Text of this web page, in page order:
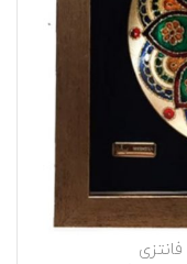
فانتزی